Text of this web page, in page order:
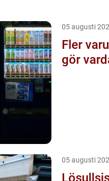
05 augusti
Fler
gör
05 augusti